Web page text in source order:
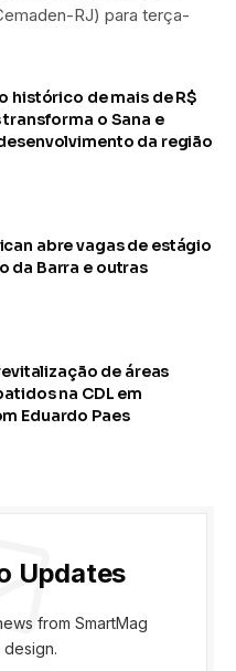
RJ) para terça-
histórico de mais de R$
transforma o Sana e
da região
abre vagas de estágio
da Barra e outras
de áreas
na CDL em
Eduardo Paes
Updates
from SmartMag
design.